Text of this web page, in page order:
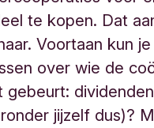
te kopen. Dat
Voortaan kun
over wie de
gebeurt:
jijzelf dus)?